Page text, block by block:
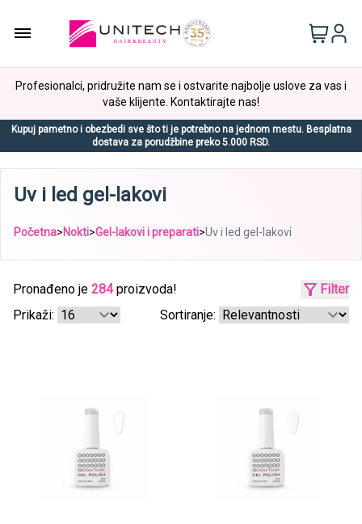
Profesionalci, pridružite nam se i ostvarite najbolje uslove za vas i
vaše klijente. Kontaktirajte nas!
Kupuj pametno i obezbedi sve što ti je potrebno na jednom mestu. Besplatna
dostava za porudžbine preko 5.000 RSD.
Uv i led gel-lakovi
Početna>Nokti>Gel-lakovi i preparati>Uv i led gel-lakovi
Pronađeno je 284proizvoda!
Filter
Prikaži:
Sortiranje: